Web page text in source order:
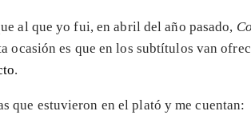
al que yo fui, en abril del año pasado,
ocasión es que en los subtítulos van
.
que estuvieron en el plató y me cuentan: